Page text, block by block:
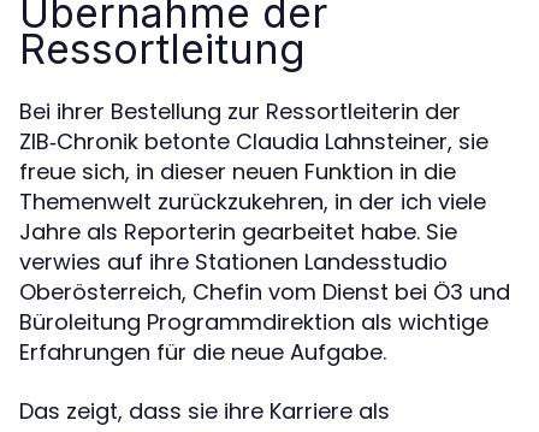
Übernahme der
Ressortleitung
Bei ihrer Bestellung zur Ressortleiterin der
ZIB‑Chronik betonte Claudia Lahnsteiner, sie
freue sich, in dieser neuen Funktion in die
Themenwelt zurückzukehren, in der ich viele
Jahre als Reporterin gearbeitet habe. Sie
verwies auf ihre Stationen Landesstudio
Oberösterreich, Chefin vom Dienst bei Ö3 und
Büroleitung Programmdirektion als wichtige
Erfahrungen für die neue Aufgabe.
Das zeigt, dass sie ihre Karriere als